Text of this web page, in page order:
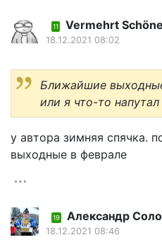
11 Vermehrt
18.12.2021 08:02
Ближайшие
или я что-то
у автора зимняя спячка.
выходные в феврале
19 Александр
18.12.2021 08:46